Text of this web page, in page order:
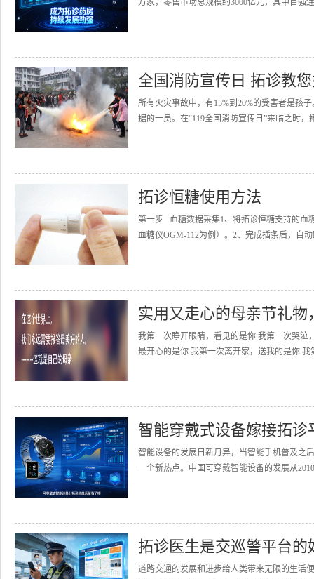
万家，零售市场总规模约3000亿元，其中百强
全国消防宣传日 拓诊教
所有火灾事故中，有15%到20%的受害者是孩
据的一员。在“119全国消防宣传日”来临之时
拓诊恒糖使用方法
第一步 血糖数据采集1、将拓诊恒糖支持的血
血糖仪OGM-112为例）。2、完成插条后，自
实用又走心的母亲节礼
我第一次睁开眼睛，看见的是你 我第一次哭泣
最开心的是你 我第一次离开家，送我的是你
智能穿戴式设备嫁接拓
智能设备的发展日新月异，当智能手机普及之
一个新热点。中国可穿戴智能设备的发展从
拓诊医生是交巡警平台的
道路交通的发展和进步给人类带来无限的生活